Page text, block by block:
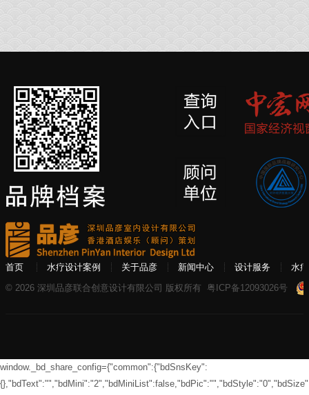
首页 水疗设计案例 关于品彦 新闻中心 设计服务
水
© 2026 深圳品彦联合创意设计有限公司 版权所有 粤ICP备12093026号
window._bd_share_config={"common":{"bdSnsKey":